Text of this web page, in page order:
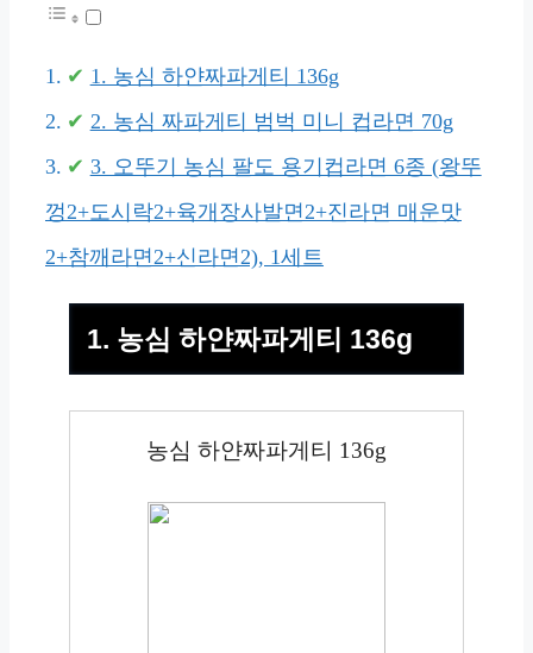
1. 농심 하얀짜파게티 136g
2. 농심 짜파게티 범벅 미니 컵라면 70g
3. 오뚜기 농심 팔도 용기컵라면 6종 (왕뚜
껑2+도시락2+육개장사발면2+진라면 매운맛
2+참깨라면2+신라면2), 1세트
1. 농심 하얀짜파게티 136g
농심 하얀짜파게티 136g